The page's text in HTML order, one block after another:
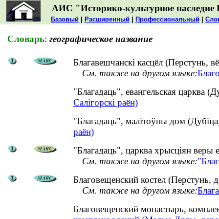
АИС "Историко-культурное наследие
Базовый Расширенный Профессиональный
Словарь: географическое название
Благавешчанскі касцёл (Перстунь,
См. также на другом языке:
"Благадаць", евангельская царква
Салігорскі раён)
"Благадаць", малітоўны дом
раён)
"Благадаць", царква хрысціян веры
См. также на другом языке:
Благовещенский костел (Перстунь,
См. также на другом языке:
Благовещенский монастырь,